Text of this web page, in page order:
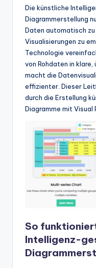
&
S
ft
w
tr
U
Die künstliche
Diagrammerstellung
Daten automatisch
Visualisierungen zu
Technologie
von Rohdaten in
macht die
effizienter. Dieser
durch die Erstellung
Diagramme mit Visual
So
Intelligenz-